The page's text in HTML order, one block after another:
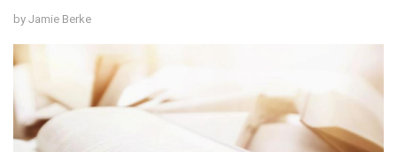
by Jamie Berke